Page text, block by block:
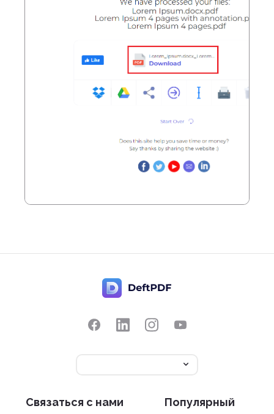
Связаться с нами Популярный